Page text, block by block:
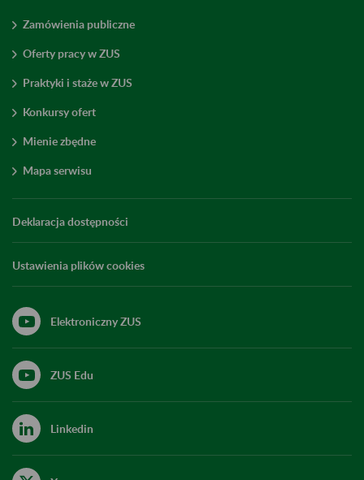
Zamówienia publiczne
Oferty pracy w ZUS
Praktyki i staże w ZUS
Konkursy ofert
Mienie zbędne
Mapa serwisu
Deklaracja dostępności
Ustawienia plików cookies
Elektroniczny ZUS
ZUS Edu
Linkedin